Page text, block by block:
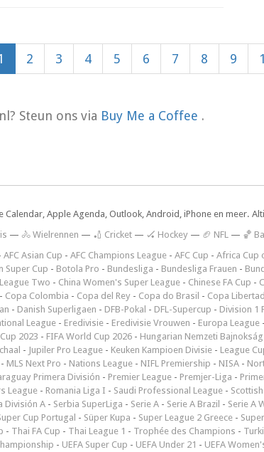
2 3 4 5 6 7 8 9
Steun ons via Buy Me a Coffee .
Apple Agenda, Outlook, Android, iPhone en meer.
— 🚴 Wielrennen — 🏏 Cricket — 🏑 Hockey — 🏈 NFL — 🏀
AFC Asian Cup - AFC Champions League - AFC Cup - Africa Cup
Super Cup - Botola Pro - Bundesliga - Bundesliga Frauen -
Two - China Women's Super League - Chinese FA Cup -
- Copa Colombia - Copa del Rey - Copa do Brasil - Copa
- Danish Superligaen - DFB-Pokal - DFL-Supercup - Division 1
League - Eredivisie - Eredivisie Vrouwen - Europa League -
2023 - FIFA World Cup 2026 - Hungarian Nemzeti Bajnokság
- Jupiler Pro League - Keuken Kampioen Divisie - League
- MLS Next Pro - Nations League - NIFL Premiership - NISA -
Primera División - Premier League - Premjer-Liga -
League - Romania Liga I - Saudi Professional League -
División A - Serbia SuperLiga - Serie A - Serie A Brazil - Serie A
Cup Portugal - Süper Kupa - Super League 2 Greece -
- Thai FA Cup - Thai League 1 - Trophée des Champions -
- UEFA Super Cup - UEFA Under 21 - UEFA